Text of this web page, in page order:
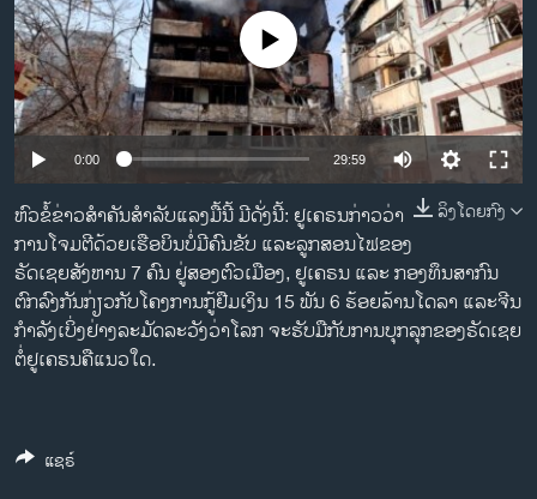
ຊຸມຊົນຊາວລາວ
ວິທະຍາສາດ-ເທັກໂນໂລຈີ
ທຸລະກິດ
ພາສາອັງກິດ
ວີດີໂອ
ສຽງ
ລາຍການກະຈາຍສຽງ
ລາຍງານ
ຕິດຕາມພວກເຮົາ ທີ່
No media source currently available
0:00 29:59
ລິງໂດຍກົງ
ຫົວຂໍ້ຂ່າວສຳຄັນສຳລັບແລງມື້ນີ້ ມີດັ່ງນີ້: ຢູເຄຣນກ່າວວ່າ
ການໂຈມຕີດ້ວຍເຮືອບິນບໍ່ມີຄົນຂັບ ແລະລູກສອນໄຟຂອງ
ຣັດເຊຍສັງຫານ 7 ຄົນ ຢູ່ສອງຕົວເມືອງ, ຢູເຄຣນ ແລະ ກອງທຶນສາກົນ
ຕົກລົງກັນກ່ຽວກັບໂຄງການກູ້ຢືມເງິນ 15 ພັນ 6 ຮ້ອຍລ້ານໂດລາ ແລະຈີນ
ກໍາລັງເບິ່ງຢ່າງລະມັດລະວັງວ່າໂລກ ຈະຮັບມືກັບການບຸກລຸກຂອງຣັດເຊຍ
ຕໍ່ຢູເຄຣນຄືແນວໃດ.
ແຊຣ໌